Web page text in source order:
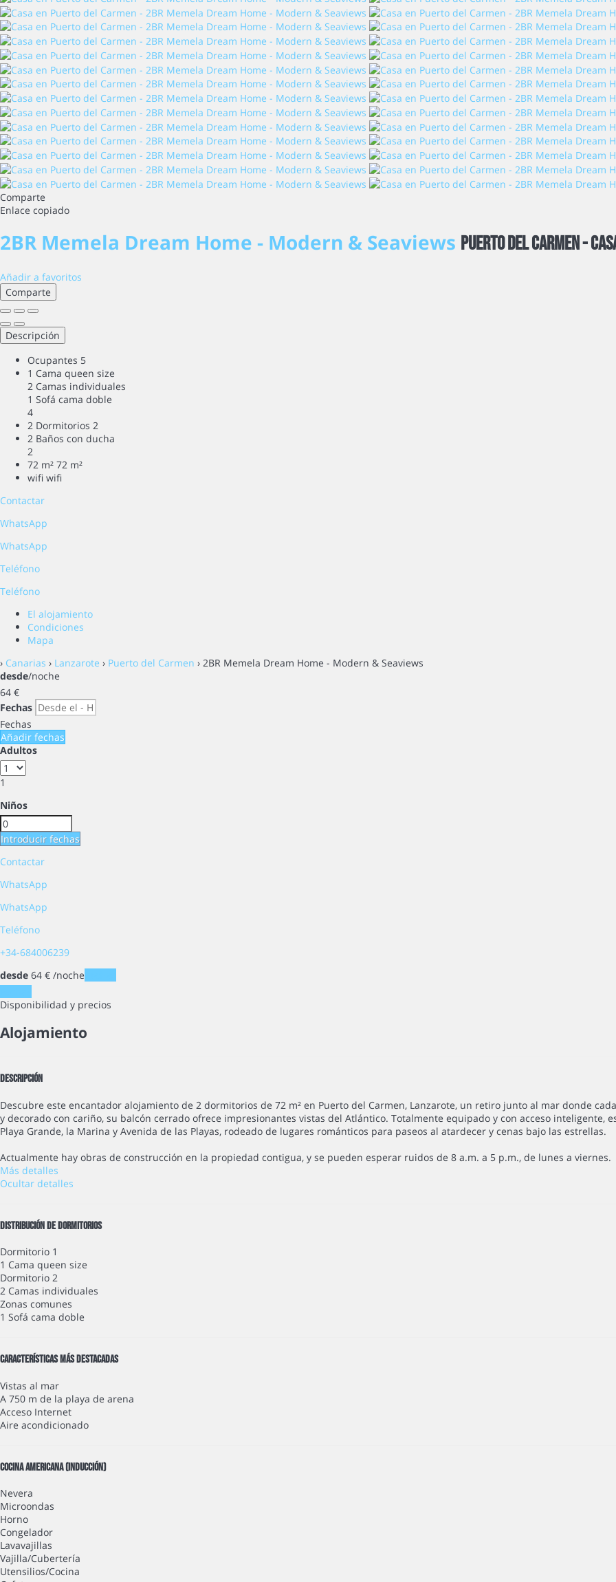
Comparte
Enlace copiado
2BR Memela Dream Home - Modern & Seaviews Puerto del Carmen -
Añadir a favoritos
Comparte
Descripción
Ocupantes 5
1 Cama queen size
2 Camas individuales
1 Sofá cama doble
4
2 Dormitorios 2
2 Baños con ducha
2
72 m² 72 m²
wifi wifi
Contactar
WhatsApp
WhatsApp
Teléfono
Teléfono
El alojamiento
Condiciones
Mapa
› Canarias › Lanzarote › Puerto del Carmen › 2BR Memela Dream Home - Modern & Seaviews
desde/noche
64 €
Fechas
Fechas
Añadir fechas
Adultos
1
Niños
Introducir fechas
Contactar
WhatsApp
WhatsApp
Teléfono
+34-684006239
desde 64 € /noche
Disponibilidad y precios
Alojamiento
Descripción
Descubre este encantador alojamiento de 2 dormitorios de 72 m² en Puerto del Carmen, Lanzarote, un retiro junto al mar donde
y decorado con cariño, su balcón cerrado ofrece impresionantes vistas del Atlántico. Totalmente equipado y con acceso inteligente,
Playa Grande, la Marina y Avenida de las Playas, rodeado de lugares románticos para paseos al atardecer y cenas bajo las estrellas.
Actualmente hay obras de construcción en la propiedad contigua, y se pueden esperar ruidos de 8 a.m. a 5 p.m., de lunes a viernes.
Más detalles
Ocultar detalles
Distribución de dormitorios
Dormitorio 1
1 Cama queen size
Dormitorio 2
2 Camas individuales
Zonas comunes
1 Sofá cama doble
Características más destacadas
Vistas al mar
A 750 m de la playa de arena
Acceso Internet
Aire acondicionado
Cocina americana (Inducción)
Nevera
Microondas
Horno
Congelador
Lavavajillas
Vajilla/Cubertería
Utensilios/Cocina